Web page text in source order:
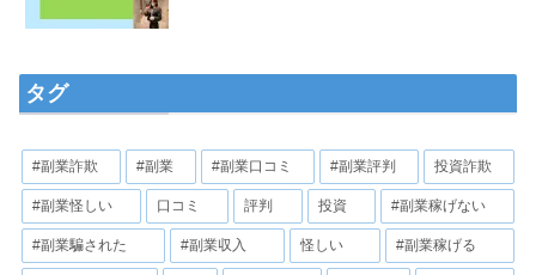
タグ
#副業詐欺 #副業 #副業口コミ #副業評判 投資詐欺
#副業怪しい 口コミ 評判 投資 #副業稼げない
#副業騙された #副業収入 怪しい #副業稼げる